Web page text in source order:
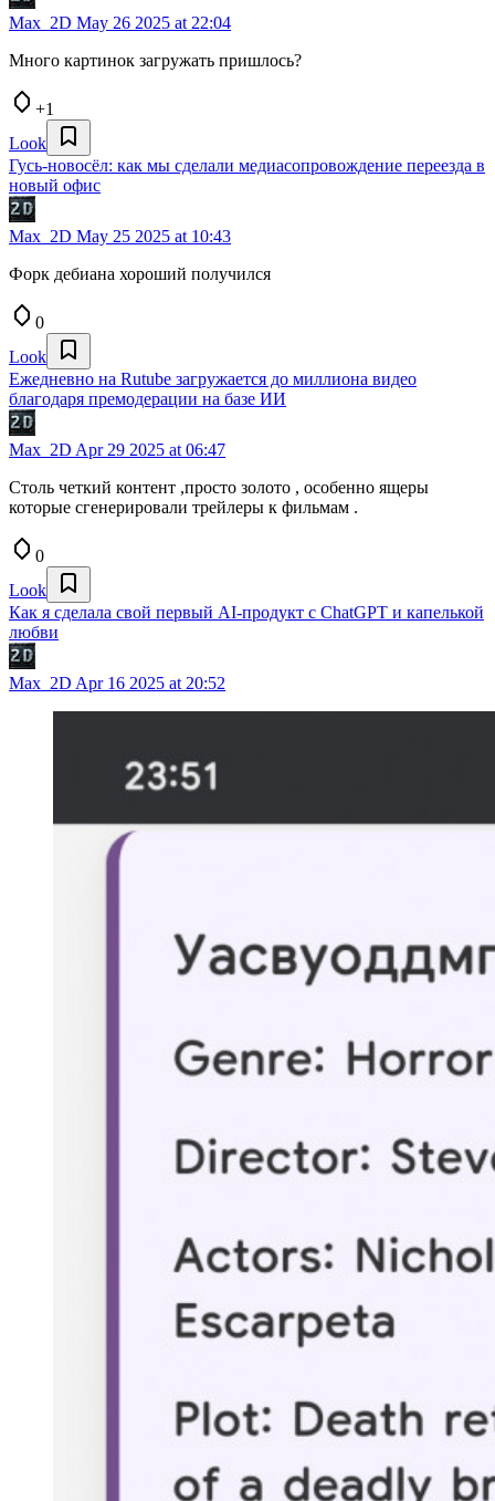
Max_2D May 26 2025 at 22:04
Много картинок загружать пришлось?
+1
Look
Гусь-новосёл: как мы сделали медиасопровождение переезда в
новый офис
Max_2D May 25 2025 at 10:43
Форк дебиана хороший получился
0
Look
Ежедневно на Rutube загружается до миллиона видео
благодаря премодерации на базе ИИ
Max_2D Apr 29 2025 at 06:47
Столь четкий контент ,просто золото , особенно ящеры
которые сгенерировали трейлеры к фильмам .
0
Look
Как я сделала свой первый AI-продукт с ChatGPT и капелькой
любви
Max_2D Apr 16 2025 at 20:52